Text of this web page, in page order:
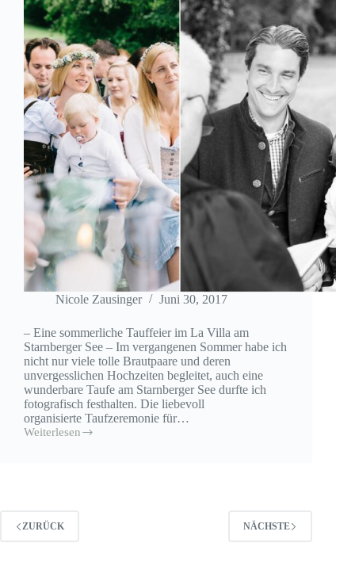
Nicole Zausinger Juni 30, 2017
– Eine sommerliche Tauffeier im La Villa am
Starnberger See – Im vergangenen Sommer habe ich
nicht nur viele tolle Brautpaare und deren
unvergesslichen Hochzeiten begleitet, auch eine
wunderbare Taufe am Starnberger See durfte ich
fotografisch festhalten. Die liebevoll
organisierte Taufzeremonie für…
Weiterlesen
Taufe
ZURÜCK NÄCHSTE